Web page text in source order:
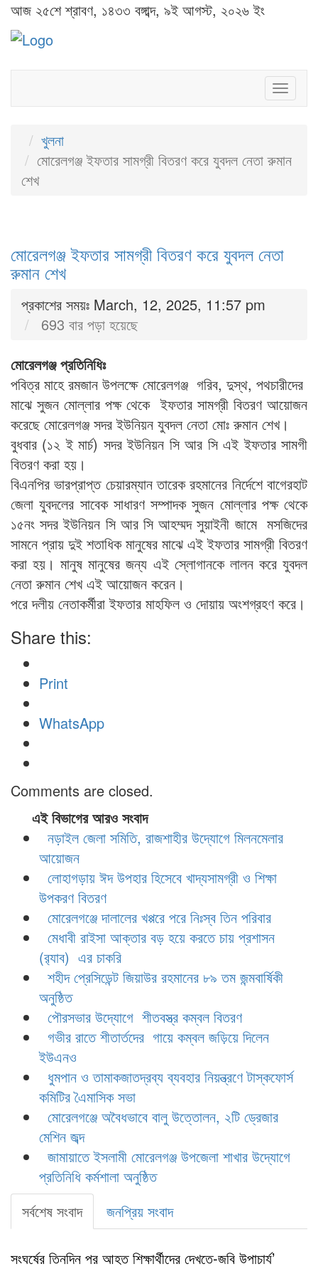
আজ ২৫শে শ্রাবণ, ১৪৩৩ বঙ্গাব্দ, ৯ই আগস্ট, ২০২৬ ইং
খুলনা
মোরেলগঞ্জ ইফতার সামগ্রী বিতরণ করে যুবদল নেতা রুমান
শেখ
মোরেলগঞ্জ ইফতার সামগ্রী বিতরণ করে যুবদল নেতা
রুমান শেখ
প্রকাশের সময়ঃ March, 12, 2025, 11:57 pm
693 বার পড়া হয়েছে
মোরেলগঞ্জ প্রতিনিধিঃ
পবিত্র মাহে রমজান উপলক্ষে মোরেলগঞ্জ গরিব, দুস্থ, পথচারীদের
মাঝে সুজন মোল্লার পক্ষ থেকে ইফতার সামগ্রী বিতরণ আয়োজন
করেছে মোরেলগঞ্জ সদর ইউনিয়ন যুবদল নেতা মোঃ রুমান শেখ।
বুধবার (১২ ই মার্চ) সদর ইউনিয়ন সি আর সি এই ইফতার সামগী
বিতরণ করা হয়।
বিএনপির ভারপ্রাপ্ত চেয়ারম্যান তারেক রহমানের নির্দেশে বাগেরহাট
জেলা যুবদলের সাবেক সাধারণ সম্পাদক সুজন মোল্লার পক্ষ থেকে
১৫নং সদর ইউনিয়ন সি আর সি আহম্মদ সুয়াইনী জামে মসজিদের
সামনে প্রায় দুই শতাধিক মানুষের মাঝে এই ইফতার সামগ্রী বিতরণ
করা হয়। মানুষ মানুষের জন্য এই স্লোগানকে লালন করে যুবদল
নেতা রুমান শেখ এই আয়োজন করেন।
পরে দলীয় নেতাকর্মীরা ইফতার মাহফিল ও দোয়ায় অংশগ্রহণ করে।
Share this:
Print
WhatsApp
Comments are closed.
এই বিভাগের আরও সংবাদ
নড়াইল জেলা সমিতি, রাজশাহীর উদ্যোগে মিলনমেলার
আয়োজন
লোহাগড়ায় ঈদ উপহার হিসেবে খাদ্যসামগ্রী ও শিক্ষা
উপকরণ বিতরণ
মোরেলগঞ্জে দালালের খপ্পরে পরে নিঃস্ব তিন পরিবার
মেধাবী রাইসা আক্তার বড় হয়ে করতে চায় প্রশাসন
(র‍্যাব) এর চাকরি
শহীদ প্রেসিডেন্ট জিয়াউর রহমানের ৮৯ তম জন্মবার্ষিকী
অনুষ্ঠিত
পৌরসভার উদ্যোগে শীতবস্ত্র কম্বল বিতরণ
গভীর রাতে শীতার্তদের গায়ে কম্বল জড়িয়ে দিলেন
ইউএনও
ধুমপান ও তামাকজাতদ্রব্য ব্যবহার নিয়ন্ত্রণে টাস্কফোর্স
কমিটির এৈমাসিক সভা
মোরেলগঞ্জে অবৈধভাবে বালু উত্তোলন, ২টি ড্রেজার
মেশিন জব্দ
জামায়াতে ইসলামী মোরেলগঞ্জ উপজেলা শাখার উদ্যোগে
প্রতিনিধি কর্মশালা অনুষ্ঠিত
সর্বশেষ সংবাদ
জনপ্রিয় সংবাদ
সংঘর্ষের তিনদিন পর আহত শিক্ষার্থীদের দেখতে-জবি উপাচার্য’